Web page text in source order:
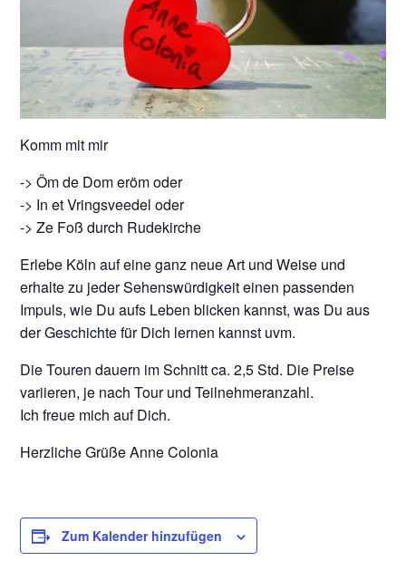
Komm mit mir
-> Öm de Dom eröm oder
-> In et Vringsveedel oder
-> Ze Foß durch Rudekirche
Erlebe Köln auf eine ganz neue Art und Weise und
erhalte zu jeder Sehenswürdigkeit einen passenden
Impuls, wie Du aufs Leben blicken kannst, was Du aus
der Geschichte für Dich lernen kannst uvm.
Die Touren dauern im Schnitt ca. 2,5 Std. Die Preise
variieren, je nach Tour und Teilnehmeranzahl.
Ich freue mich auf Dich.
Herzliche Grüße Anne Colonia
Zum Kalender hinzufügen